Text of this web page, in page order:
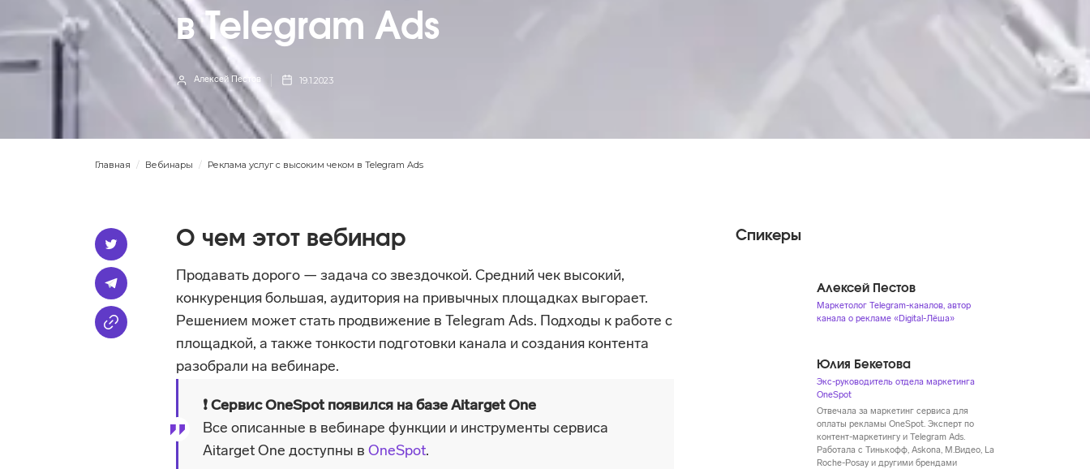
в Telegram Ads
Алексей Пестов 19.1.2023
Главная / Вебинары / Реклама услуг с высоким чеком в Telegram Ads
О чем этот вебинар
Продавать дорого — задача со звездочкой. Средний чек высокий,
конкуренция большая, аудитория на привычных площадках выгорает.
Решением может стать продвижение в Telegram Ads. Подходы к работе с
площадкой, а также тонкости подготовки канала и создания контента
разобрали на вебинаре.
❗ Сервис OneSpot появился на базе Aitarget One
Все описанные в вебинаре функции и инструменты сервиса
Aitarget One доступны в OneSpot.
Спикеры
Алексей Пестов
Маркетолог Telegram-каналов, автор
канала о рекламе «Digital-Лёша»
Юлия Бекетова
Экс-руководитель отдела маркетинга
OneSpot
Отвечала за маркетинг сервиса для
оплаты рекламы OneSpot. Эксперт по
контент-маркетингу и Telegram Ads.
Работала с Тинькофф, Askona, М.Видео, La
Roche-Posay и другими брендами